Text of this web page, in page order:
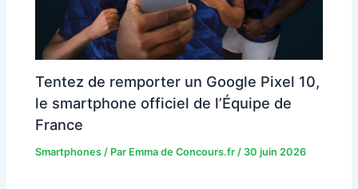
Tentez de remporter un Google Pixel 10,
le smartphone officiel de l’Équipe de
France
Smartphones / Par Emma de Concours.fr/ 30 juin 2026